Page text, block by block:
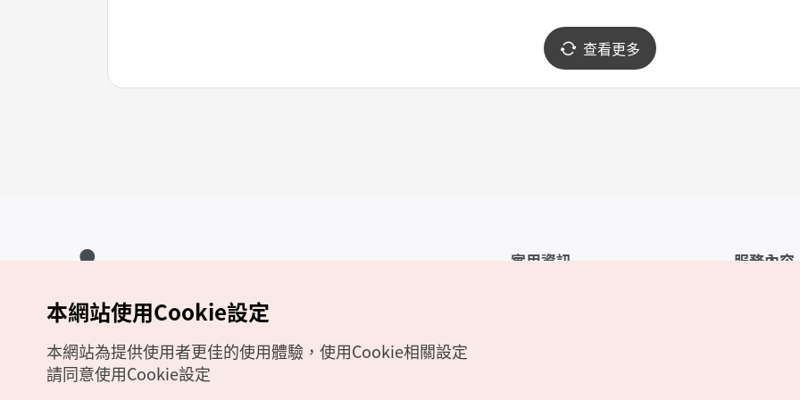
查看更多
實用資訊 服務內容
Copyrights (c) 韓國觀光公社版權所有
如有相關疑問或建議，歡迎來信至官方信箱
本網站使用Cookie設定
本網站為提供使用者更佳的使用體驗，使用Cookie相關設定
請同意使用Cookie設定